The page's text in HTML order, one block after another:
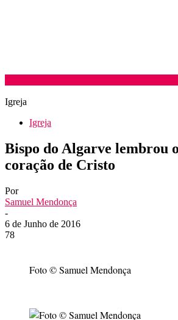
Igreja
Igreja
Bispo do Algarve lembrou
coração de Cristo
Por
Samuel Mendonça
-
6 de Junho de 2016
78
Foto © Samuel Mendonça